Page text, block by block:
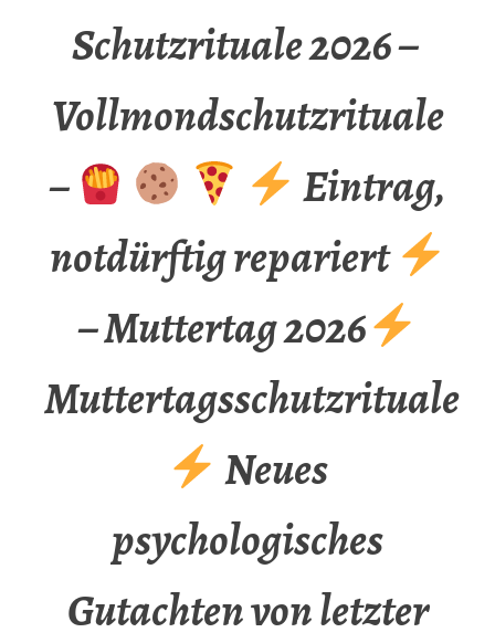
Schutzrituale 2026 –
Vollmondschutzrituale
–
Eintrag,
notdürftig repariert
– Muttertag 2026
Muttertagsschutzrituale
Neues
psychologisches
Gutachten von letzter